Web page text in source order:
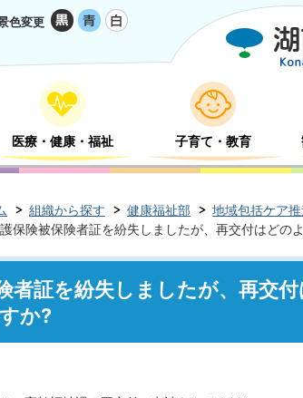
色変更
医療・健康・福祉 子育て・教育
組織から探す 健康福祉部 地域包括ケア
保険被保険者証を紛失しましたが、再交付はどの
者証を紛失しましたが、再交
か?